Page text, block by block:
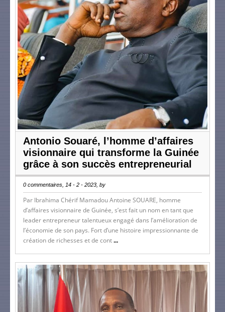
Antonio Souaré, l’homme d’affaires
visionnaire qui transforme la Guinée
grâce à son succès entrepreneurial
0 commentaires, 14 - 2 - 2023, by
Par Ibrahima Chérif Mamadou Antoine SOUARE, homme
d’affaires visionnaire de Guinée, s’est fait un nom en tant que
leader entrepreneur talentueux engagé dans l’amélioration de
l’économie de son pays. Fort d’une histoire impressionnante de
création de richesses et de cont...